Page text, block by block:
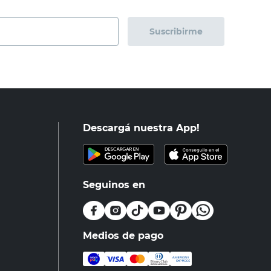
Suscribirme
Descargá nuestra App!
Seguinos en
Medios de pago